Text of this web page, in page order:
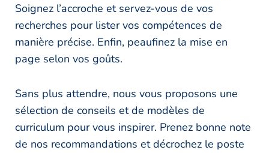
Soignez l’accroche et servez-vous de vos
recherches pour lister vos compétences de
manière précise. Enfin, peaufinez la mise en
page selon vos goûts.
Sans plus attendre, nous vous proposons une
sélection de conseils et de modèles de
curriculum pour vous inspirer. Prenez bonne note
de nos recommandations et décrochez le poste